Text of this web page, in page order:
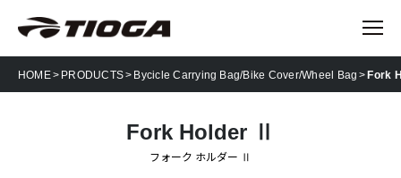
HOME PRODUCTS Bycicle Carrying Bag/Bike Cover/Wheel Bag Fork
Fork Holder Ⅱ
フォーク ホルダー Ⅱ